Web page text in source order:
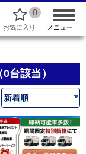
0
お気に入り メニュー
台該当）